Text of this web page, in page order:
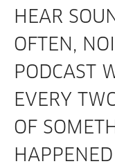
HEAR
OFTEN,
PODCAST
EVERY
OF